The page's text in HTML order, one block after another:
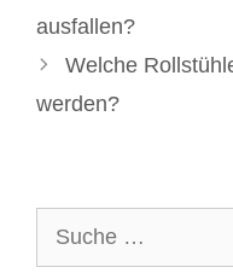
ausfallen?
Welche
werden?
nach: